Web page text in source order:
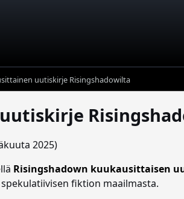
uutiskirje Risingshadowilta
2025)
Risingshadown kuukausittaisen
fiktion maailmasta.